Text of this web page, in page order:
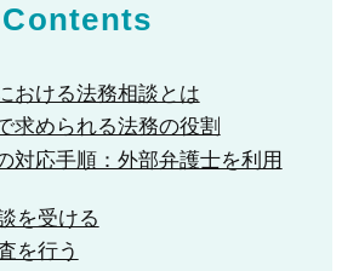
Contents
おける法務相談とは
求められる法務の役割
対応手順：外部弁護士を利用
を受ける
を行う